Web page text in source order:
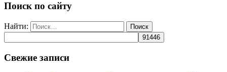
Поиск по сайту
Найти:
Свежие записи